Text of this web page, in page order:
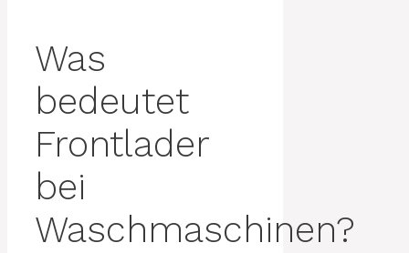
Was
bedeutet
Frontlader
bei
Waschmaschinen?